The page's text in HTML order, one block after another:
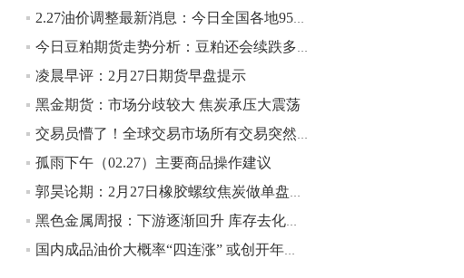
【行情】芝加哥11月大豆期货跌0.4%，12
月玉米期货跌1%。
10:43
【行情】油脂油料期货表现抢眼，豆二期
2.5%，棕榈油涨近2%，菜粕涨1.54%。
10:17
【研报精选】国内期货机构对8月5日的原
油期货走势预测
2.27油价调整最新消息：今日全国各地95号汽油价格查询一览
今日豆粕期货走势分析：豆粕还会续跌多久？豆粕期货今天多少钱一吨？
凌晨早评：2月27日期货早盘提示
黑金期货：市场分歧较大 焦炭承压大震荡
交易员懵了！全球交易市场所有交易突然暂停
孤雨下午（02.27）主要商品操作建议
郭昊论期：2月27日橡胶螺纹焦炭做单盘前观点
黑色金属周报：下游逐渐回升 库存去化或早于去年同期
国内成品油价大概率“四连涨” 或创开年来最大涨幅